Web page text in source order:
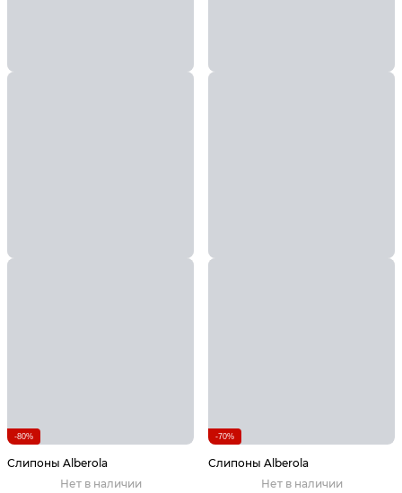
-80%
Слипоны Alberola
Нет в наличии
-70%
Слипоны Alberola
Нет в наличии